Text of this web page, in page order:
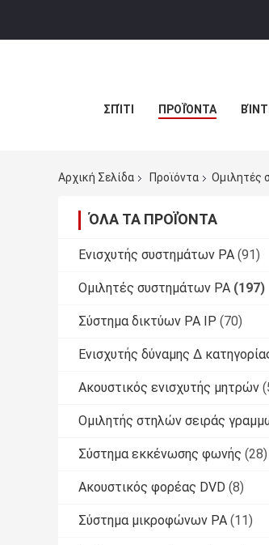
ΣΠΊΤΙ ΠΡΟΪΌΝΤΑ
Αρχική Σελίδα Προϊόντα Ομιλητές
ΌΛΑ ΤΑ ΠΡΟΪΌΝΤΑ
Ενισχυτής συστημάτων PA (91)
Ομιλητές συστημάτων PA (197)
Σύστημα δικτύων PA IP (70)
Ενισχυτής δύναμης Δ
Ακουστικός ενισχυτής μητρών
Ομιλητής στηλών σειράς
Σύστημα εκκένωσης φωνής (28)
Ακουστικός φορέας DVD (8)
Σύστημα μικροφώνων PA (11)